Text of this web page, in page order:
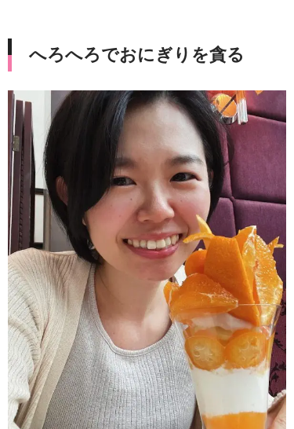
へろへろでおにぎりを貪る